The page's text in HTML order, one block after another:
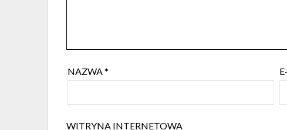
NAZWA*
WITRYNA INTERNETOWA